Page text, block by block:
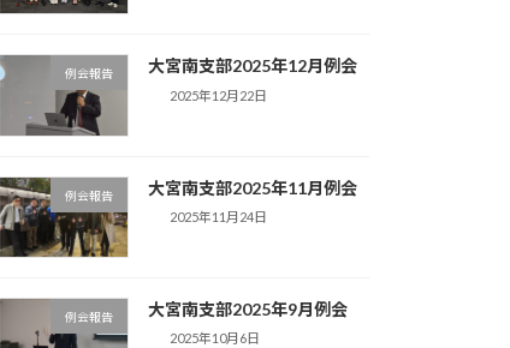
例会報告 大宮南支部2025年12月例会
2025年12月22日
例会報告 大宮南支部2025年11月例会
2025年11月24日
例会報告 大宮南支部2025年9月例会
2025年10月6日